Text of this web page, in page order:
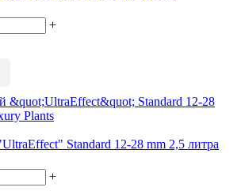
+
Standard 12-28 mm 2,5 литра
+